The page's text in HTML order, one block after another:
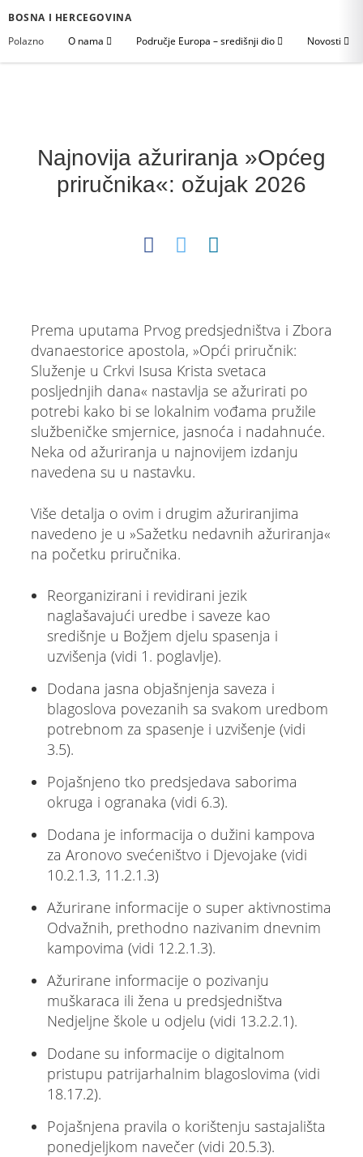
BOSNA I HERCEGOVINA
Polazno
O nama Područje Europa – središnji dio Novosti
Najnovija ažuriranja »Općeg
priručnika«: ožujak 2026
Prema uputama Prvog predsjedništva i Zbora
dvanaestorice apostola, »Opći priručnik:
Služenje u Crkvi Isusa Krista svetaca
posljednjih dana« nastavlja se ažurirati po
potrebi kako bi se lokalnim vođama pružile
službeničke smjernice, jasnoća i nadahnuće.
Neka od ažuriranja u najnovijem izdanju
navedena su u nastavku.
Više detalja o ovim i drugim ažuriranjima
navedeno je u »Sažetku nedavnih ažuriranja«
na početku priručnika.
Reorganizirani i revidirani jezik
naglašavajući uredbe i saveze kao
središnje u Božjem djelu spasenja i
uzvišenja (vidi 1. poglavlje).
Dodana jasna objašnjenja saveza i
blagoslova povezanih sa svakom uredbom
potrebnom za spasenje i uzvišenje (vidi
3.5).
Pojašnjeno tko predsjedava saborima
okruga i ogranaka (vidi 6.3).
Dodana je informacija o dužini kampova
za Aronovo svećeništvo i Djevojake (vidi
10.2.1.3, 11.2.1.3)
Ažurirane informacije o super aktivnostima
Odvažnih, prethodno nazivanim dnevnim
kampovima (vidi 12.2.1.3).
Ažurirane informacije o pozivanju
muškaraca ili žena u predsjedništva
Nedjeljne škole u odjelu (vidi 13.2.2.1).
Dodane su informacije o digitalnom
pristupu patrijarhalnim blagoslovima (vidi
18.17.2).
Pojašnjena pravila o korištenju sastajališta
ponedjeljkom navečer (vidi 20.5.3).